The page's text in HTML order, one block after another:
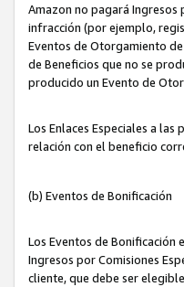
Amazon no pagará Ingresos
infracción (por ejemplo,
Eventos de Otorgamiento
de Beneficios que no se
producido un Evento de
Los Enlaces Especiales a
relación con el beneficio
(b) Eventos de Bonificación
Los Eventos de Bonificación
Ingresos por Comisiones
cliente, que debe ser